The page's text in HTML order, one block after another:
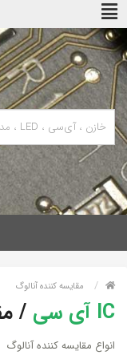
مقایسه کننده آنالوگ
IC آی سی /
انواع مقایسه کننده آنالوگ